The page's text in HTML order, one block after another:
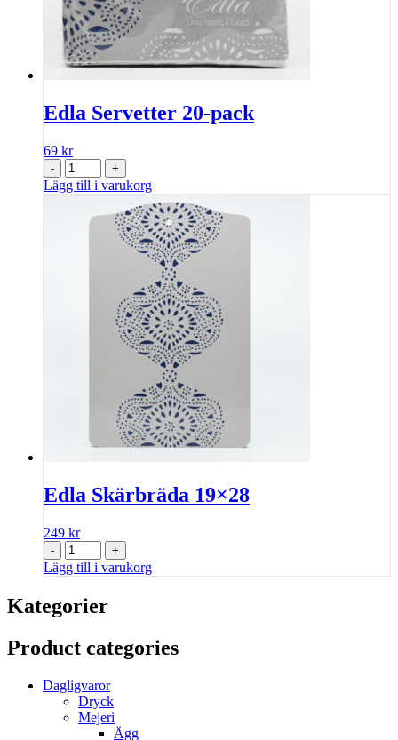
Edla Servetter 20-pack
69 kr
- +
Lägg till i varukorg
Edla Skärbräda 19×28
249 kr
- +
Lägg till i varukorg
Kategorier
Product categories
Dagligvaror
Dryck
Mejeri
Ägg